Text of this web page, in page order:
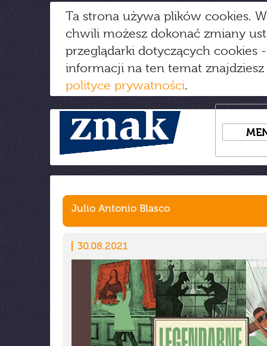
Ta strona używa plików cookies.
chwili możesz dokonać zmiany
przeglądarki dotyczących cookies
informacji na ten temat
polityce prywatności.
Julio Antonio Blasco
30.08.2021